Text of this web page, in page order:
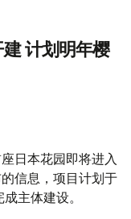
计划明年樱
日本花园即将进入
信息，项目计划于
主体建设。